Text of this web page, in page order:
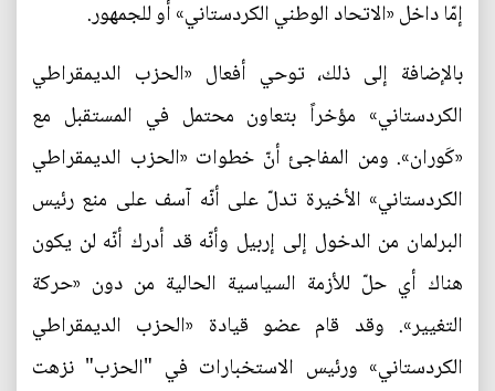
إمّا داخل «الاتحاد الوطني الكردستاني» أو للجمهور.
بالإضافة إلى ذلك، توحي أفعال «الحزب الديمقراطي
الكردستاني» مؤخراً بتعاون محتمل في المستقبل مع
«كَوران». ومن المفاجئ أنّ خطوات «الحزب الديمقراطي
الكردستاني» الأخيرة تدلّ على أنّه آسف على منع رئيس
البرلمان من الدخول إلى إربيل وأنّه قد أدرك أنّه لن يكون
هناك أي حلّ للأزمة السياسية الحالية من دون «حركة
التغيير». وقد قام عضو قيادة «الحزب الديمقراطي
الكردستاني» ورئيس الاستخبارات في "الحزب" نزهت